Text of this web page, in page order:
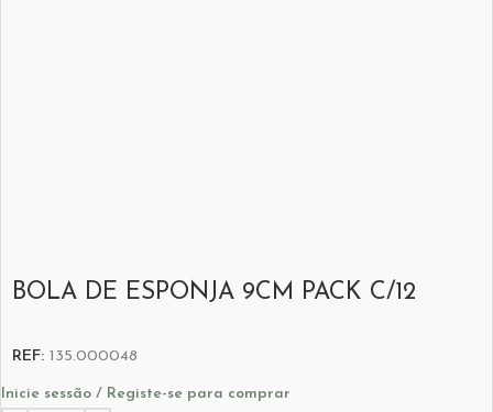
BOLA DE ESPONJA 9CM PACK C/12
REF: 135.000048
Inicie sessão / Registe-se para comprar